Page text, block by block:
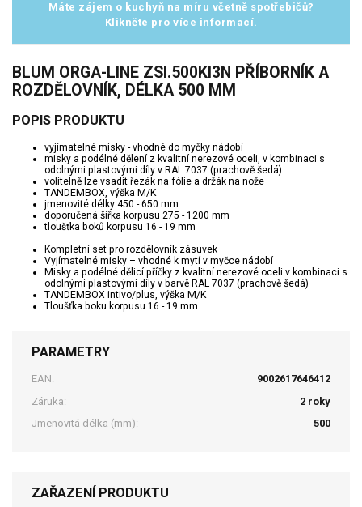
Máte zájem o kuchyň na míru včetně spotřebičů?
Klikněte pro více informací.
BLUM ORGA-LINE ZSI.500KI3N PŘÍBORNÍK A
ROZDĚLOVNÍK, DÉLKA 500 MM
POPIS PRODUKTU
vyjímatelné misky - vhodné do myčky nádobí
misky a podélné dělení z kvalitní nerezové oceli, v kombinaci s
odolnými plastovými díly v RAL 7037 (prachově šedá)
volitelně lze vsadit řezák na fólie a držák na nože
TANDEMBOX, výška M/K
jmenovité délky 450 - 650 mm
doporučená šířka korpusu 275 - 1200 mm
tloušťka boků korpusu 16 - 19 mm
Kompletní set pro rozdělovník zásuvek
Vyjímatelné misky – vhodné k mytí v myčce nádobí
Misky a podélné dělicí příčky z kvalitní nerezové oceli v kombinaci s
odolnými plastovými díly v barvě RAL 7037 (prachově šedá)
TANDEMBOX intivo/plus, výška M/K
Tloušťka boku korpusu 16 - 19 mm
PARAMETRY
EAN:
9002617646412
Záruka:
2 roky
Jmenovitá délka (mm):
500
ZAŘAZENÍ PRODUKTU